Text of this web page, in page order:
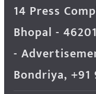
14 Press
Bhopal -
-
Bondriya, +91